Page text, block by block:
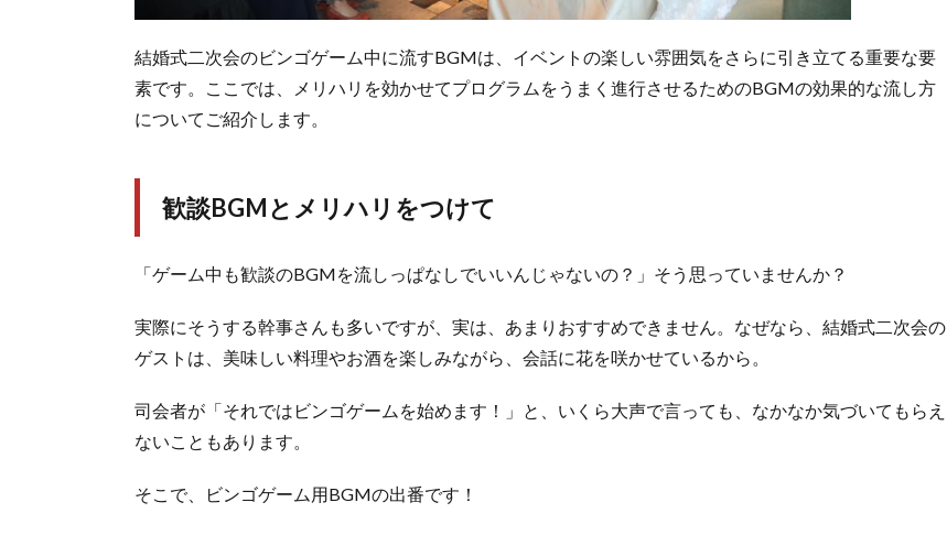
結婚式二次会のビンゴゲーム中に流すBGMは、イベントの楽しい雰囲気をさらに引き立てる重要な要
素です。ここでは、メリハリを効かせてプログラムをうまく進行させるためのBGMの効果的な流し方
についてご紹介します。
歓談BGMとメリハリをつけて
「ゲーム中も歓談のBGMを流しっぱなしでいいんじゃないの？」そう思っていませんか？
実際にそうする幹事さんも多いですが、実は、あまりおすすめできません。なぜなら、結婚式二次会の
ゲストは、美味しい料理やお酒を楽しみながら、会話に花を咲かせているから。
司会者が「それではビンゴゲームを始めます！」と、いくら大声で言っても、なかなか気づいてもらえ
ないこともあります。
そこで、ビンゴゲーム用BGMの出番です！